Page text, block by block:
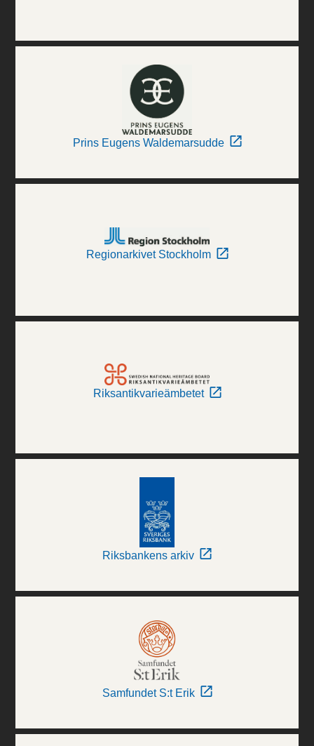
Prins Eugens Waldemarsudde
Regionarkivet Stockholm
Riksantikvarieämbetet
Riksbankens arkiv
Samfundet S:t Erik